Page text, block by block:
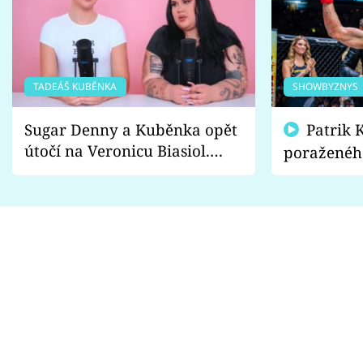
TADEÁŠ KUBĚNKA
Sugar Denny a Kuběnka opět
útočí na Veronicu Biasiol.
Proč je podle nich falešná a
SHOWBYZNYS
fanoušci